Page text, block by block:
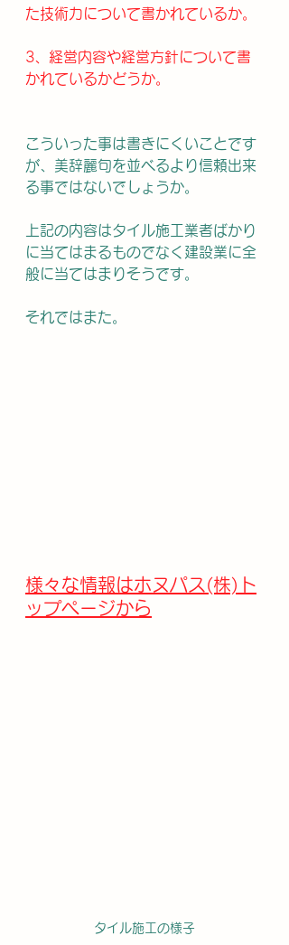
た技術力について書かれているか。
3、経営内容や経営方針について書
かれているかどうか。
こういった事は書きにくいことです
が、美辞麗句を並べるより信頼出来
る事ではないでしょうか。
上記の内容はタイル施工業者ばかり
に当てはまるものでなく建設業に全
般に当てはまりそうです。
それではまた。
様々な情報はホヌパス(株)ト
ップページから
タイル施工の様子